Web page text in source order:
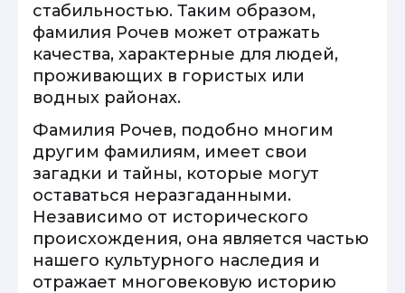
стабильностью. Таким образом,
фамилия Рочев может отражать
качества, характерные для людей,
проживающих в гористых или
водных районах.
Фамилия Рочев, подобно многим
другим фамилиям, имеет свои
загадки и тайны, которые могут
оставаться неразгаданными.
Независимо от исторического
происхождения, она является частью
нашего культурного наследия и
отражает многовековую историю